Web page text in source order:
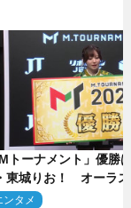
Mトーナメント」優勝
東城りお！ オーラス
自ら和了って幕引き
ンタメ